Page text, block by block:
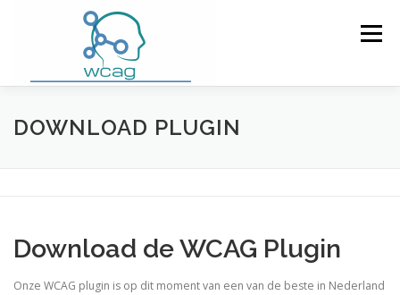
Menu
HOME WCAG RICHTLIJNEN
DOWNLOAD PLUGIN CONTACT
DOWNLOAD PLUGIN
Download de WCAG Plugin
Onze WCAG plugin is op dit moment van een van de beste in Nederland